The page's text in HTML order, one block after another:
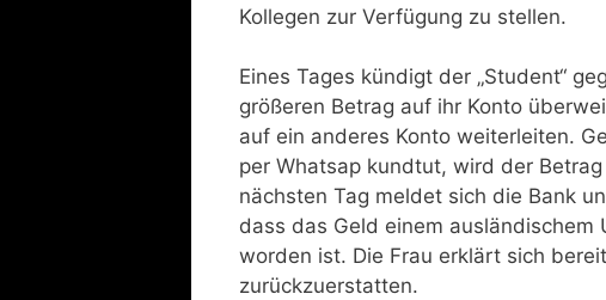
Kollegen zur Verfügung zu stellen.
Eines Tages kündigt der „Student“
größeren Betrag auf ihr Konto
auf ein anderes Konto weiterleiten.
per Whatsap kundtut, wird der
nächsten Tag meldet sich die Bank
dass das Geld einem ausländischem
worden ist. Die Frau erklärt sich
zurückzuerstatten.